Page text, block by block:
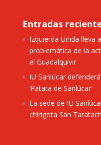
Entradas
Izquierda Unida lleva
problemática de la
el Guadalquivir
IU Sanlúcar
‘Patata de Sanlúcar’
La sede de IU
chirigota San